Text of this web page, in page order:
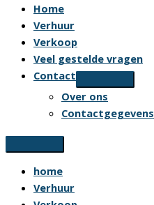
Home
Verhuur
Verkoop
Veel gestelde vragen
Contact
Over ons
Contactgegevens
home
Verhuur